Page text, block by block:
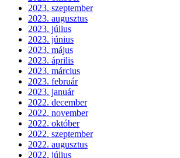
2023. szeptember
2023. augusztus
2023. július
2023. június
2023. május
2023. április
2023. március
2023. február
2023. január
2022. december
2022. november
2022. október
2022. szeptember
2022. augusztus
2022. július